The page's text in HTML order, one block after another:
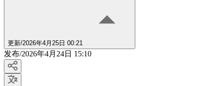
更新/2026年4月25日 00:21
发布/2026年4月24日 15:10